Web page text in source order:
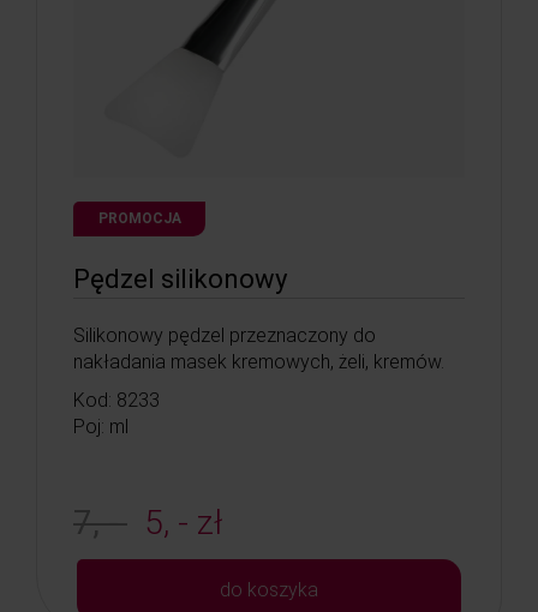
PROMOCJA
Pędzel silikonowy
Silikonowy pędzel przeznaczony do
nakładania masek kremowych, żeli, kremów.
Kod: 8233
Poj: ml
7, - 5, - zł
do koszyka